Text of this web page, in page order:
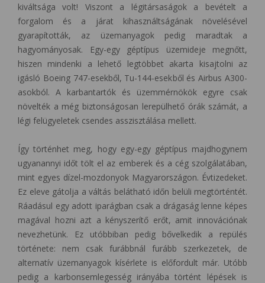
kiváltsága volt! Viszont a légitársaságok a bevételt a
forgalom és a járat kihasználtságának növelésével
gyarapították, az üzemanyagok pedig maradtak a
hagyományosak. Egy-egy géptípus üzemideje megnőtt,
hiszen mindenki a lehető legtöbbet akarta kisajtolni az
igásló Boeing 747-esekből, Tu-144-esekből és Airbus A300-
asokból. A karbantartók és üzemmérnökök egyre csak
növelték a még biztonságosan lerepülhető órák számát, a
légi felügyeletek csendes asszisztálása mellett.
Így történhet meg, hogy egy-egy géptípus majdhogynem
ugyanannyi időt tölt el az emberek és a cég szolgálatában,
mint egyes dízel-mozdonyok Magyarországon. Évtizedeket.
Ez eleve gátolja a váltás belátható időn belüli megtörténtét.
Ráadásul egy adott iparágban csak a drágaság lenne képes
magával hozni azt a kényszerítő erőt, amit innovációnak
nevezhetünk. Ez utóbbiban pedig bővelkedik a repülés
története: nem csak furábbnál furább szerkezetek, de
alternatív üzemanyagok kísérlete is előfordult már. Utóbb
pedig a karbonsemlegesség irányába történt lépések is